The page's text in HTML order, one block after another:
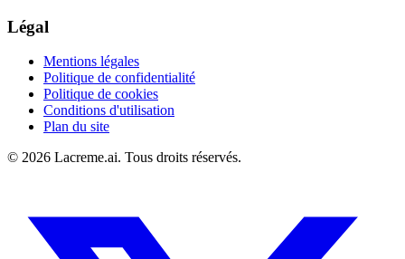
Légal
Mentions légales
Politique de confidentialité
Politique de cookies
Conditions d'utilisation
Plan du site
© 2026 Lacreme.ai. Tous droits réservés.